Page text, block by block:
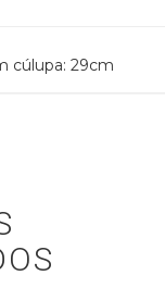
cúlupa: 29cm